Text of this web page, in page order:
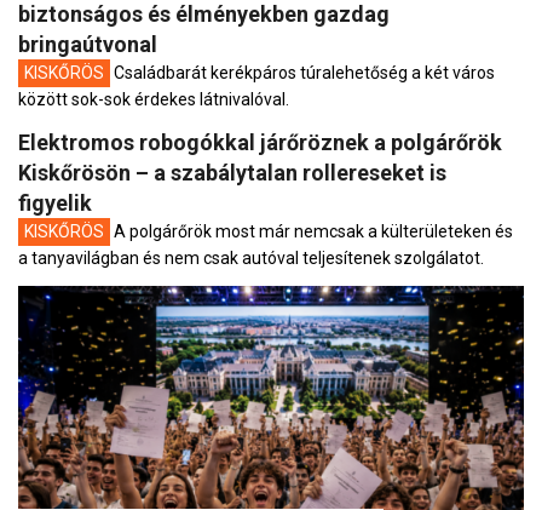
biztonságos és élményekben gazdag
bringaútvonal
KISKŐRÖS Családbarát kerékpáros túralehetőség a két város
között sok-sok érdekes látnivalóval.
Elektromos robogókkal járőröznek a polgárőrök
Kiskőrösön – a szabálytalan rollereseket is
figyelik
KISKŐRÖS A polgárőrök most már nemcsak a külterületeken és
a tanyavilágban és nem csak autóval teljesítenek szolgálatot.